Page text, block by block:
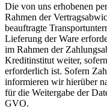
Die von uns erhobenen
Rahmen der
beauftragte
Lieferung der Ware
im Rahmen der
Kreditinstitut weiter,
erforderlich ist. Sofern
informieren wir hierüber
für die Weitergabe der
GVO.